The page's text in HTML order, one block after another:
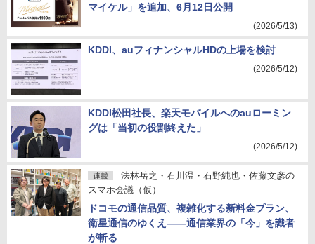
マイケル」を追加、6月12日公開
(2026/5/13)
KDDI、auフィナンシャルHDの上場を検討
(2026/5/12)
KDDI松田社長、楽天モバイルへのauローミン
グは「当初の役割終えた」
(2026/5/12)
連載
法林岳之・石川温・石野純也・佐藤文彦の
スマホ会議（仮）
ドコモの通信品質、複雑化する新料金プラン、
衛星通信のゆくえ――通信業界の「今」を識者
が斬る